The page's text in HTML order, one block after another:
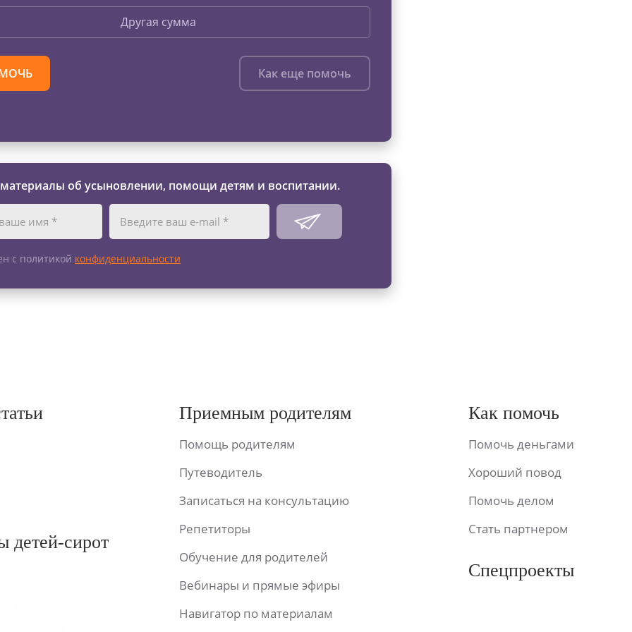
Другая сумма
Как еще помочь
об усыновлении, помощи детям и воспитании.
с политикой конфиденциальности
детей-сирот
Приемным родителям
Помощь родителям
Путеводитель
Записаться на консультацию
Репетиторы
Обучение для родителей
Вебинары и прямые эфиры
Навигатор по материалам
Как помочь
Помочь деньгами
Хороший повод
Помочь делом
Стать партнером
Спецпроекты